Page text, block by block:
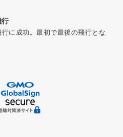
行
に成功。最初で最後の飛行とな